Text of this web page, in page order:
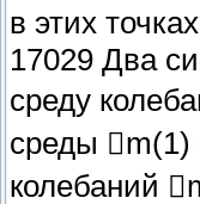
в этих
17029 Два
среду
среды m(1)
колебаний